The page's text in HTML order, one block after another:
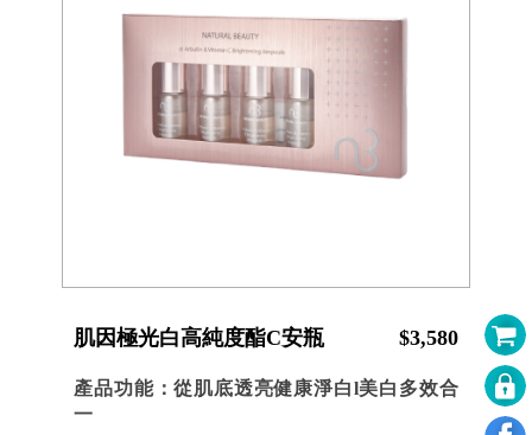
肌因極光白高純度酯C安瓶 $3,580
產品功能：從肌底透亮健康淨白l美白多效合
一